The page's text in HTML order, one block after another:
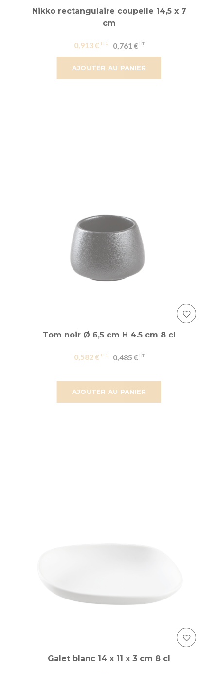
AJOUTER AU PANIER
Nikko rectangulaire coupelle 14,5 x 7
cm
0,913 € 0,761 €
AJOUTER AU PANIER
Tom noir Ø 6,5 cm H 4.5 cm 8 cl
0,582 € 0,485 €
Galet blanc 14 x 11 x 3 cm 8 cl